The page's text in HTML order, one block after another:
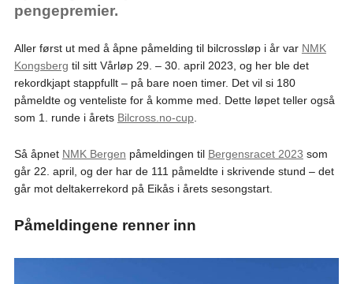
pengepremier.
Aller først ut med å åpne påmelding til bilcrossløp i år var NMK
Kongsberg til sitt Vårløp 29. – 30. april 2023, og her ble det
rekordkjapt stappfullt – på bare noen timer. Det vil si 180
påmeldte og venteliste for å komme med. Dette løpet teller også
som 1. runde i årets Bilcross.no-cup.
Så åpnet NMK Bergen påmeldingen til Bergensracet 2023 som
går 22. april, og der har de 111 påmeldte i skrivende stund – det
går mot deltakerrekord på Eikås i årets sesongstart.
Påmeldingene renner inn